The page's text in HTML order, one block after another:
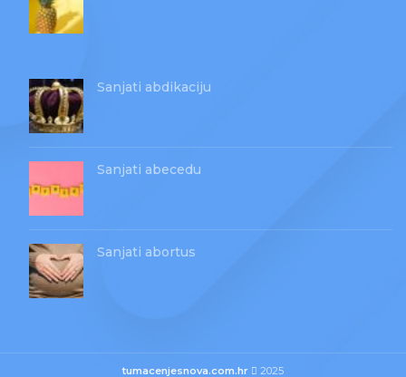
Sanjati abdikaciju
Sanjati abecedu
Sanjati abortus
tumacenjesnova.com.hr 2025